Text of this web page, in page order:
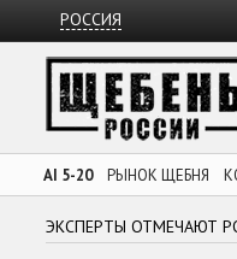
РОССИЯ
AI 5-20 РЫНОК ЩЕБНЯ
ЭКСПЕРТЫ ОТМЕЧАЮТ